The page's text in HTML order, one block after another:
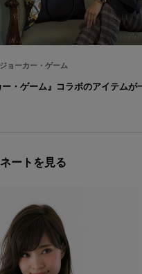
ジョーカー・ゲーム
ー・ゲーム』コラボのアイテムが
ートを見る